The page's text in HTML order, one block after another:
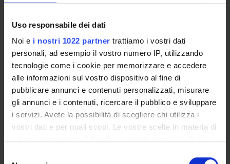
Uso responsabile dei dati
Noi e i nostri 1022 partner trattiamo i vostri dati
personali, ad esempio il vostro numero IP, utilizzando
tecnologie come i cookie per memorizzare e accedere
alle informazioni sul vostro dispositivo al fine di
pubblicare annunci e contenuti personalizzati, misurare
gli annunci e i contenuti, ricercare il pubblico e sviluppare
i servizi. Avete la possibilità di scegliere chi utilizza i
vostri dati e per quali scopi. Le vostre scelte in materia di
Life Cycle Assessment techniques that operate in real
infrastructures for data acquisition, transmission, storage
and presentation of data; iii) deployment and evaluation of
the system on waste water treatment plants.
PROJECT PARTICIPANTS
Alessandro Farinelli
Full Professor
Francesco Fatone